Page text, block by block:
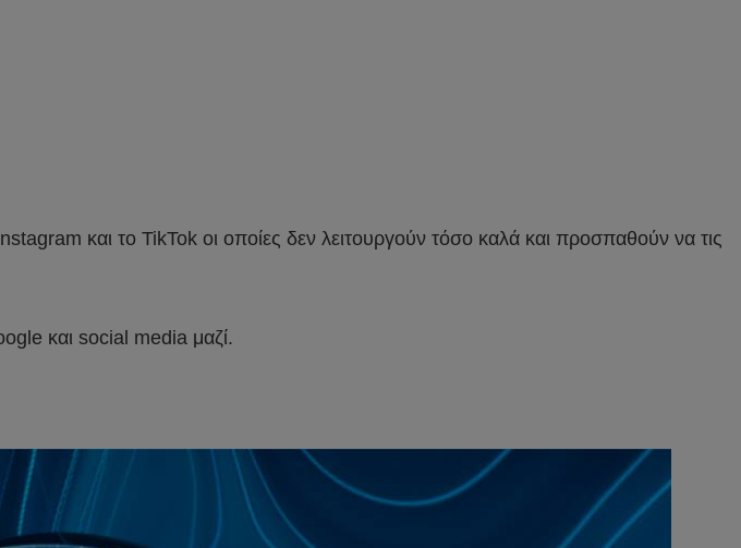
και το TikTok οι οποίες δεν λειτουργούν τόσο καλά και προσπαθούν να τις
και social media μαζί.